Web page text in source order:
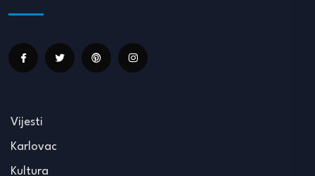
Vijesti
Karlovac
Kultura